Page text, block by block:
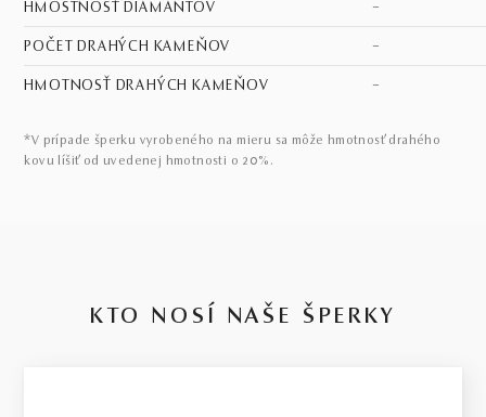
HMOSTNOSŤ DIAMANTOV –
POČET DRAHÝCH KAMEŇOV –
HMOTNOSŤ DRAHÝCH KAMEŇOV –
*V prípade šperku vyrobeného na mieru sa môže hmotnosť drahého
kovu líšiť od uvedenej hmotnosti o 20%.
KTO NOSÍ NAŠE ŠPERKY